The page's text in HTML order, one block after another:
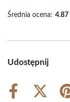
Średnia ocena: 4.87
Udostępnij
Share
Share